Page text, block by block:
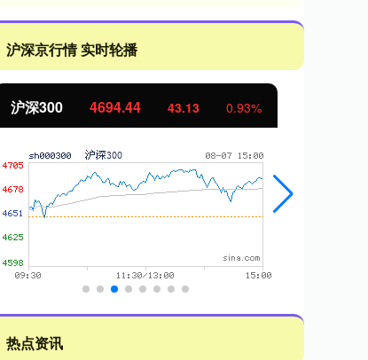
沪深京行情 实时轮播
沪深300 4694.44 43.13 0.93%
热点资讯